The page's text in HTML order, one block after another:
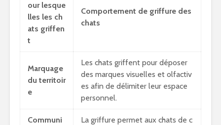
our lesque
lles les ch
ats griffen
t
Comportement de griffure des
chats
Marquage
du territoir
e
Les chats griffent pour déposer
des marques visuelles et olfactiv
es afin de délimiter leur espace
personnel.
Communi
La griffure permet aux chats de c